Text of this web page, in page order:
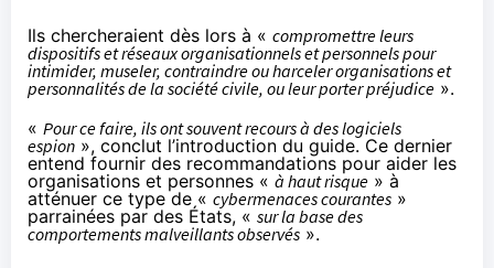
Ils chercheraient dès lors à « compromettre leurs
dispositifs et réseaux organisationnels et personnels pour
intimider, museler, contraindre ou harceler organisations et
personnalités de la société civile, ou leur porter préjudice ».
« Pour ce faire, ils ont souvent recours à des logiciels
espion », conclut l’introduction du guide. Ce dernier
entend fournir des recommandations pour aider les
organisations et personnes « à haut risque » à
atténuer ce type de « cybermenaces courantes »
parrainées par des États, « sur la base des
comportements malveillants observés ».